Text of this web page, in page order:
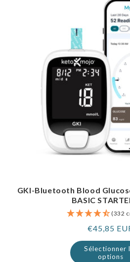
GKI-Bluetooth Blood
BASIC
(332
Prix
normal
€45,85
Sélectionner
options